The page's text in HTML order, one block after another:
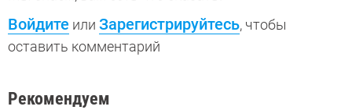
Войдите или Зарегистрируйтесь, чтобы
оставить комментарий
Рекомендуем